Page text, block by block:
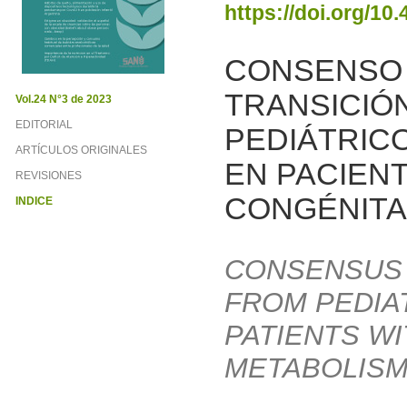
Vol.24 N°3 de 2023
EDITORIAL
ARTÍCULOS ORIGINALES
REVISIONES
INDICE
https://doi.org/
EN
FROM
PATIENTS